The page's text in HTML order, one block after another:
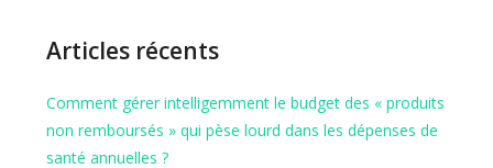
Articles récents
Comment gérer intelligemment le budget des « produits
non remboursés » qui pèse lourd dans les dépenses de
santé annuelles ?